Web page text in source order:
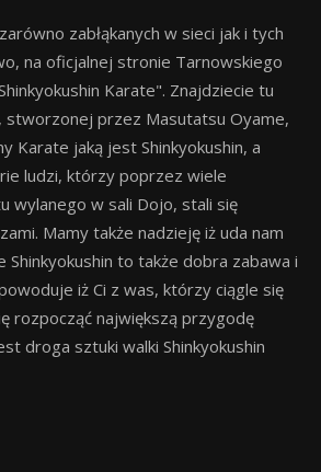
zabłąkanych w sieci jak i tych
na oficjalnej stronie Tarnowskiego
Karate". Znajdziecie tu
stworzonej przez Masutatsu Oyame,
Karate jaką jest Shinkyokushin, a
ludzi, którzy poprzez wiele
wylanego w sali Dojo, stali się
Mamy także nadzieję iż uda nam
Shinkyokushin to także dobra zabawa i
iż Ci z was, którzy ciągle się
rozpocząć największą przygodę
droga sztuki walki Shinkyokushin